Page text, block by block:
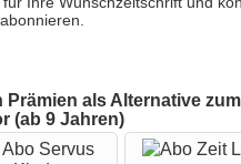
als Alternative
(ab 9 Jahren)